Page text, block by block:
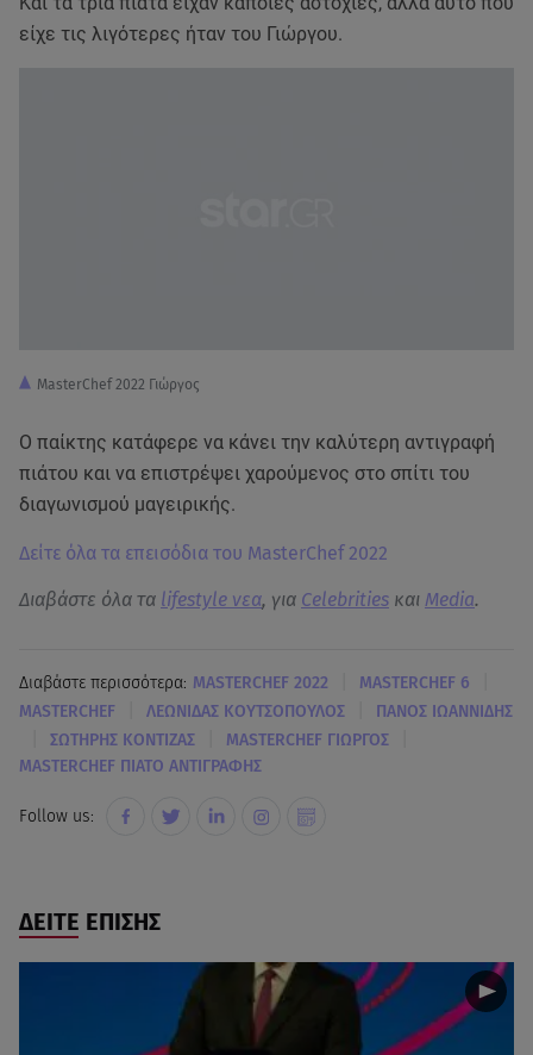
είχε τις λιγότερες ήταν του Γιώργου.
MasterChef 2022 Γιώργος
Ο παίκτης κατάφερε να κάνει την καλύτερη αντιγραφή
πιάτου και να επιστρέψει χαρούμενος στο σπίτι του
διαγωνισμού μαγειρικής.
Δείτε όλα τα επεισόδια του MasterChef 2022
Διαβάστε όλα τα lifestyle νεα, για Celebrities και Media.
Διαβάστε περισσότερα: MASTERCHEF 2022 MASTERCHEF 6
MASTERCHEF ΛΕΩΝΙΔΑΣ ΚΟΥΤΣΟΠΟΥΛΟΣ ΠΑΝΟΣ ΙΩΑΝΝΙΔΗΣ
ΣΩΤΗΡΗΣ ΚΟΝΤΙΖΑΣ MASTERCHEF ΓΙΩΡΓΟΣ
MASTERCHEF ΠΙΑΤΟ ΑΝΤΙΓΡΑΦΗΣ
Follow us:
ΔΕΙΤΕ ΕΠΙΣΗΣ